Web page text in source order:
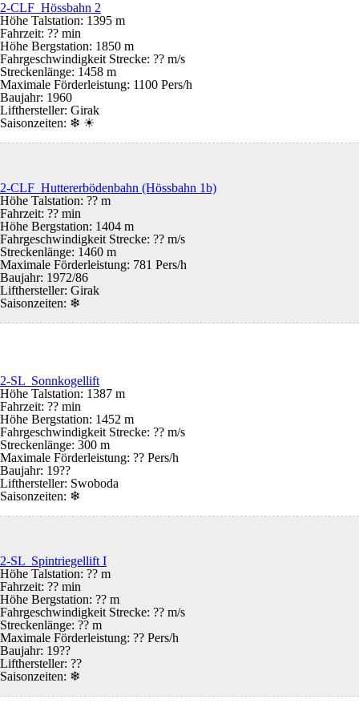
2-CLF Hössbahn 2
Höhe Talstation: 1395 m
Fahrzeit: ?? min
Höhe Bergstation: 1850 m
Fahrgeschwindigkeit Strecke: ?? m/s
Streckenlänge: 1458 m
Maximale Förderleistung: 1100 Pers/h
Baujahr: 1960
Lifthersteller: Girak
Saisonzeiten: ❄ ☀
2-CLF Huttererbödenbahn (Hössbahn 1b)
Höhe Talstation: ?? m
Fahrzeit: ?? min
Höhe Bergstation: 1404 m
Fahrgeschwindigkeit Strecke: ?? m/s
Streckenlänge: 1460 m
Maximale Förderleistung: 781 Pers/h
Baujahr: 1972/86
Lifthersteller: Girak
Saisonzeiten: ❄
2-SL Sonnkogellift
Höhe Talstation: 1387 m
Fahrzeit: ?? min
Höhe Bergstation: 1452 m
Fahrgeschwindigkeit Strecke: ?? m/s
Streckenlänge: 300 m
Maximale Förderleistung: ?? Pers/h
Baujahr: 19??
Lifthersteller: Swoboda
Saisonzeiten: ❄
2-SL Spintriegellift I
Höhe Talstation: ?? m
Fahrzeit: ?? min
Höhe Bergstation: ?? m
Fahrgeschwindigkeit Strecke: ?? m/s
Streckenlänge: ?? m
Maximale Förderleistung: ?? Pers/h
Baujahr: 19??
Lifthersteller: ??
Saisonzeiten: ❄